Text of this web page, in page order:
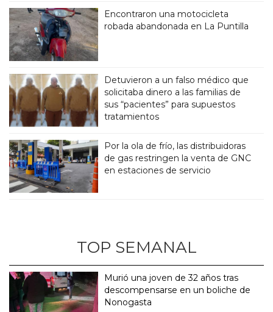
Encontraron una motocicleta
robada abandonada en La Puntilla
Detuvieron a un falso médico que
solicitaba dinero a las familias de
sus “pacientes” para supuestos
tratamientos
Por la ola de frío, las distribuidoras
de gas restringen la venta de GNC
en estaciones de servicio
TOP SEMANAL
Murió una joven de 32 años tras
descompensarse en un boliche de
Nonogasta